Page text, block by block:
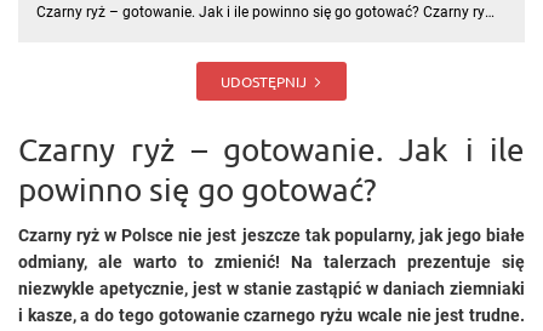
Czarny ryż – gotowanie. Jak i ile powinno się go gotować? Czarny ryż
w stanie zastąpić w daniach ziemniaki i kas
UDOSTĘPNIJ
Czarny ryż – gotowanie. Jak i ile
powinno się go gotować?
Czarny ryż w Polsce nie jest jeszcze tak popularny, jak jego białe
odmiany, ale warto to zmienić! Na talerzach prezentuje się
niezwykle apetycznie, jest w stanie zastąpić w daniach ziemniaki
i kasze, a do tego gotowanie czarnego ryżu wcale nie jest trudne.